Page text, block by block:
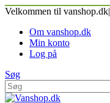
Velkommen til vanshop.dk|
Om vanshop.dk
Min konto
Log på
Søg